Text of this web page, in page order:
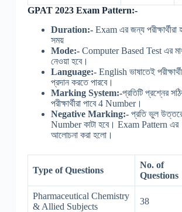
GPAT 2023 Exam Pattern:-
Duration:- Exam এর জন্য পরীক্ষার্থীরা
সময়
Mode:-Computer Based Test এর
নেওয়া হবে।
Language:- English ভাষাতেই
প্রদান করতে পারবে।
Marking System:-প্রতিটি প্রশ্নের
পরীক্ষার্থীরা পাবে 4 Number।
Negative Marking:-প্রতি ভুল উত্তরে
Number কাটা হবে। Exam Pattern এর
আলোচনা করা হলো।
Type of Questions
No. of
Questions
Pharmaceutical Chemistry
& Allied Subjects
38